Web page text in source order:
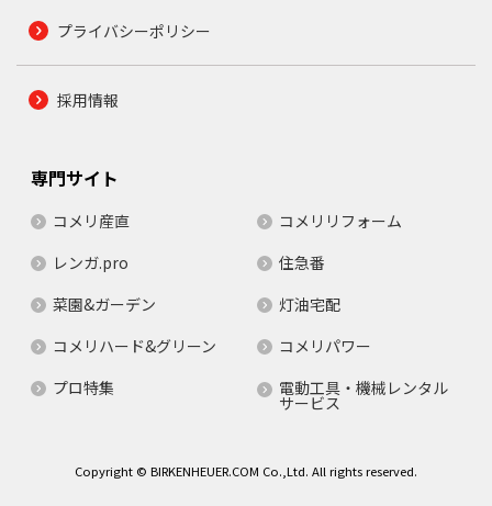
プライバシーポリシー
採用情報
専門サイト
コメリ産直
コメリリフォーム
レンガ.pro
住急番
菜園&ガーデン
灯油宅配
コメリハード&グリーン
コメリパワー
プロ特集
電動工具・機械レンタル
サービス
Copyright © BIRKENHEUER.COM Co.,Ltd. All rights reserved.